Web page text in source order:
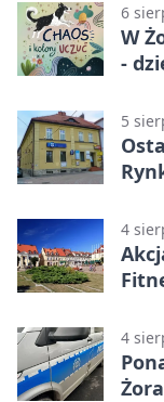
6
W
-
5
4
4